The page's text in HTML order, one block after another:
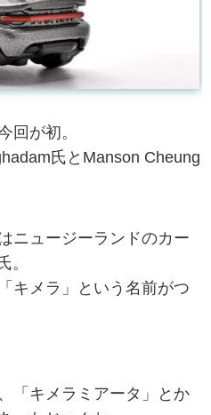
回が初。
氏とManson Cheung
ニュージーランドのカー
。
キメラ」という名前がつ
「キメラミアータ」とか